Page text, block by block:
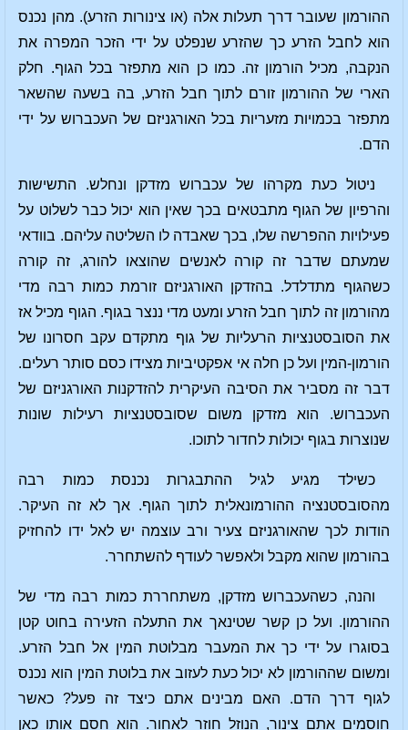
ההורמון שעובר דרך תעלות אלה (או צינורות הזרע). מהן נכנס
הוא לחבל הזרע כך שהזרע שנפלט על ידי הזכר המפרה את
הנקבה, מכיל הורמון זה. כמו כן הוא מתפזר בכל הגוף. חלק
הארי של ההורמון זורם לתוך חבל הזרע, בה בשעה שהשאר
מתפזר בכמויות מזעריות בכל האורגניזם של העכברוש על ידי
הדם.
ניטול כעת מקרהו של עכברוש מזדקן ונחלש. התשישות
והרפיון של הגוף מתבטאים בכך שאין הוא יכול כבר לשלוט על
פעילויות ההפרשה שלו, בכך שאבדה לו השליטה עליהם. בוודאי
שמעתם שדבר זה קורה לאנשים שהוצאו להורג, זה קורה
כשהגוף מתדלדל. בהזדקן האורגניזם זורמת כמות רבה מדי
מהורמון זה לתוך חבל הזרע ומעט מדי ננצר בגוף. הגוף מכיל אז
את הסובסטנציות הרעליות של גוף מתקדם עקב חסרונו של
הורמון-המין ועל כן חלה אי אפקטיביות מצידו כסם סותר רעלים.
דבר זה מסביר את הסיבה העיקרית להזדקנות האורגניזם של
העכברוש. הוא מזדקן משום שסובסטנציות רעילות שונות
שנוצרות בגוף יכולות לחדור לתוכו.
כשילד מגיע לגיל ההתבגרות נכנסת כמות רבה
מהסובסטנציה ההורמונאלית לתוך הגוף. אך לא זה העיקר.
הודות לכך שהאורגניזם צעיר ורב עוצמה יש לאל ידו להחזיק
בהורמון שהוא מקבל ולאפשר לעודף להשתחרר.
והנה, כשהעכברוש מזדקן, משתחררת כמות רבה מדי של
ההורמון. ועל כן קשר שטינאך את התעלה הזעירה בחוט קטן
בסוגרו על ידי כך את המעבר מבלוטת המין אל חבל הזרע.
ומשום שההורמון לא יכול כעת לעזוב את בלוטת המין הוא נכנס
לגוף דרך הדם. האם מבינים אתם כיצד זה פעל? כאשר
חוסמים אתם צינור, הנוזל חוזר לאחור. הוא חסם אותו כאן